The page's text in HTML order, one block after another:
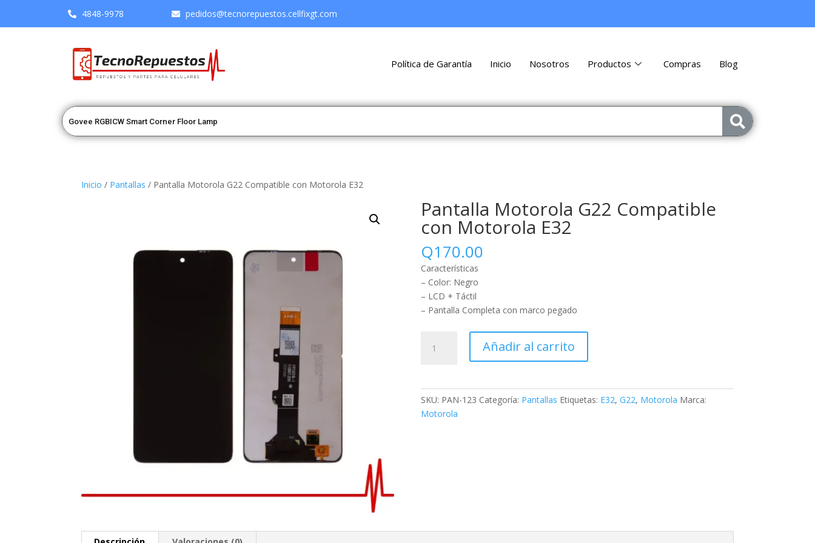
4848-9978 pedidos@tecnorepuestos.cellfixgt.com
Política de Garantía Inicio Nosotros Productos Compras Blog
Inicio / Pantallas / Pantalla Motorola G22 Compatible con Motorola E32
Pantalla Motorola G22 Compatible
con Motorola E32
Q170.00
Características
– Color: Negro
– LCD + Táctil
– Pantalla Completa con marco pegado
Añadir al carrito
SKU: PAN-123 Categoría: Pantallas Etiquetas: E32, G22, Motorola Marca:
Motorola